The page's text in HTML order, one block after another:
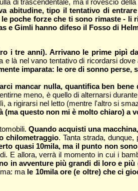
abitudine, tipo il tentativo di
poche forze che ti sono rimaste -
e Gimli hanno difeso il Fosso di
i tre anni). Arrivano le prime pipì
e là nel vano tentativo di ricordarsi
imparata: le ore di sonno perse,
mancar nulla, quantifica ben
meno, è quello di alternarsi
a rigirarsi nel letto (mentre l'altro si
(ma questo non mi è molto chiaro) a
Quando acquisti una
chilometraggio. Tanta strada,
quasi 10mila, ma il punto non
E allora, verrà il momento in cui i
in avventure più grandi di loro e
ma le 10mila ore (e oltre) che ci